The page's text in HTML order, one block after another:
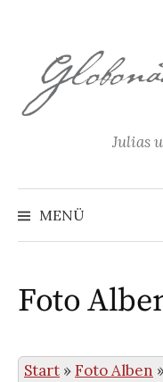
Inhalt
Julias
MENÜ
Foto
Start »Foto Alben